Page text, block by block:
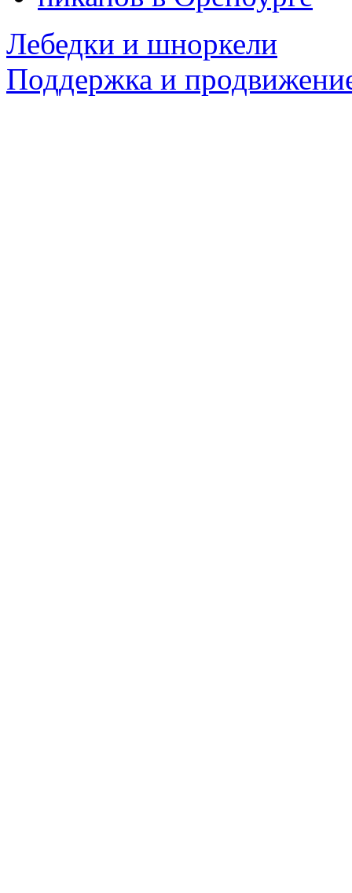
Лебедки и шноркели
Поддержка и